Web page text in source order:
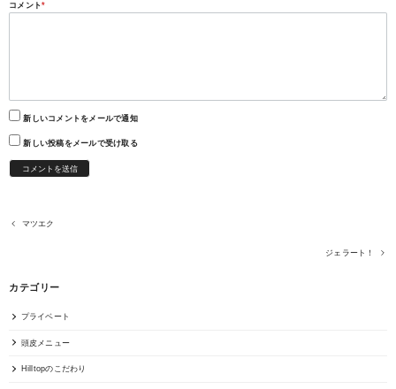
コメント*
新しいコメントをメールで通知
新しい投稿をメールで受け取る
マツエク
ジェラート！
カテゴリー
プライベート
頭皮メニュー
Hilltopのこだわり